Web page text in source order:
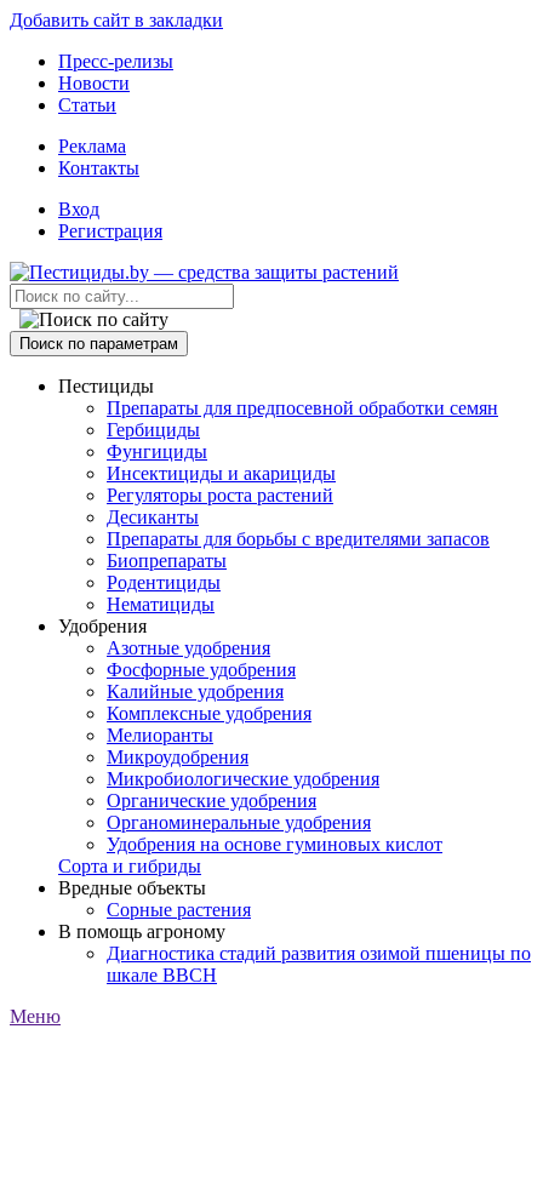
Добавить сайт в закладки
Пресс-релизы
Новости
Статьи
Реклама
Контакты
Вход
Регистрация
Поиск по параметрам
Пестициды
Препараты для предпосевной обработки семян
Гербициды
Фунгициды
Инсектициды и акарициды
Регуляторы роста растений
Десиканты
Препараты для борьбы с вредителями запасов
Биопрепараты
Родентициды
Нематициды
Удобрения
Азотные удобрения
Фосфорные удобрения
Калийные удобрения
Комплексные удобрения
Мелиоранты
Микроудобрения
Микробиологические удобрения
Органические удобрения
Органоминеральные удобрения
Удобрения на основе гуминовых кислот
Сорта и гибриды
Вредные объекты
Сорные растения
В помощь агроному
Диагностика стадий развития озимой пшеницы по
шкале ВВСН
Меню